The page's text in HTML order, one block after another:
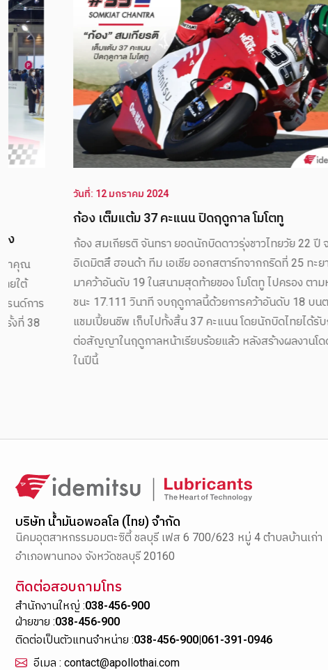
วันที่: 12 มกราคม 2024
ก้อง เต็มแต้ม 37 คะแนน ปิดฤดูกาล โมโตทู
ก้อง สมเกียรติ จันทรา ยอดนักบิดดาวรุ่งชาวไทยวัย 22 ปี จาก
อิเดมิตสึ ฮอนด้า ทีม เอเชีย ออกสตาร์ทจากกริดที่ 25 ทะยานขึ้น
มาคว้าอันดับ 19 ในสนามสุดท้ายของ โมโตทู ไปครอง ตามหลังผู้
ชนะ 17.111 วินาที จบฤดูกาลนี้ด้วยการคว้าอันดับ 18 บนตาราง
แชมเปี้ยนชิพ เก็บไปทั้งสิ้น 37 คะแนน โดยนักบิดไทยได้รับการ
ต่อสัญญาในฤดูกาลหน้าเรียบร้อยแล้ว หลังสร้างผลงานโดดเด่น
บริษัท น้ำมันอพอลโล (ไทย) จำกัด
นิคมอุตสาหกรรมอมตะซิตี้ ชลบุรี เฟส 6 700/623 หมู่ 4 ตำบลบ้านเก่า
อำเภอพานทอง จังหวัดชลบุรี 20160
ติดต่อสอบถามโทร
สำนักงานใหญ่ :038-456-900
ฝ่ายขาย :038-456-900
ติดต่อเป็นตัวแทนจำหน่าย :038-456-900|061-391-0946
อีเมล : contact@apollothai.com